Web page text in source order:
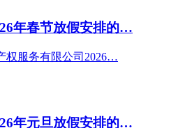
年春节放假安排的…
权服务有限公司2026…
年元旦放假安排的…